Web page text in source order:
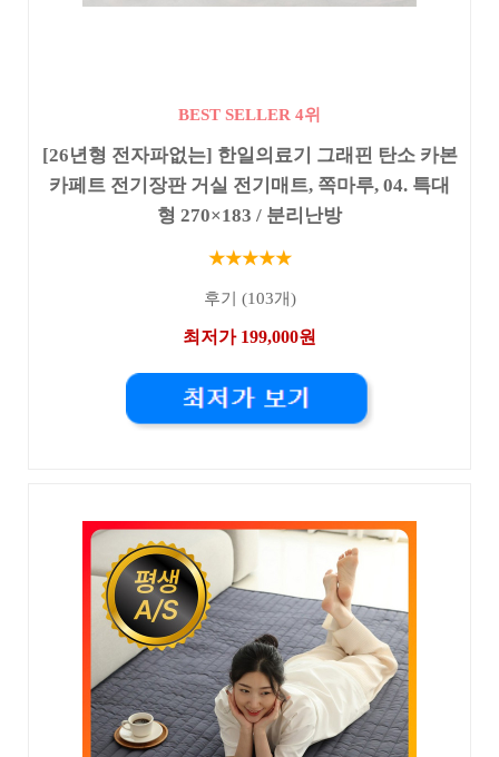
BEST SELLER 4위
[26년형 전자파없는] 한일의료기 그래핀 탄소 카본
카페트 전기장판 거실 전기매트, 쪽마루, 04. 특대
형 270×183 / 분리난방
★★★★★
후기 (103개)
최저가 199,000원